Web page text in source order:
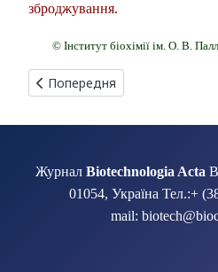
зброджування.
© Інститут біохімії ім. О. В.
Попередня стаття: ГЕНИ,
Попередня
Журнал Biotechnologia Acta
01054, Україна Тел.:+
mail: